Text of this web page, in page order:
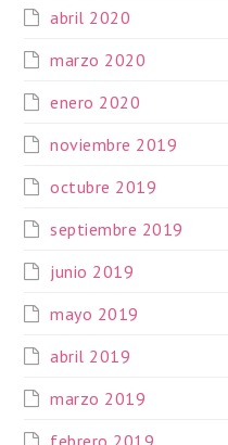
abril 2020
marzo 2020
enero 2020
noviembre 2019
octubre 2019
septiembre 2019
junio 2019
mayo 2019
abril 2019
marzo 2019